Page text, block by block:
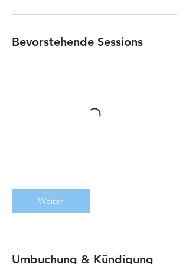
Bevorstehende Sessions
Weiter
Umbuchung & Kündigung